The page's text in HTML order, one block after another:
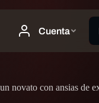
novato con ansias de